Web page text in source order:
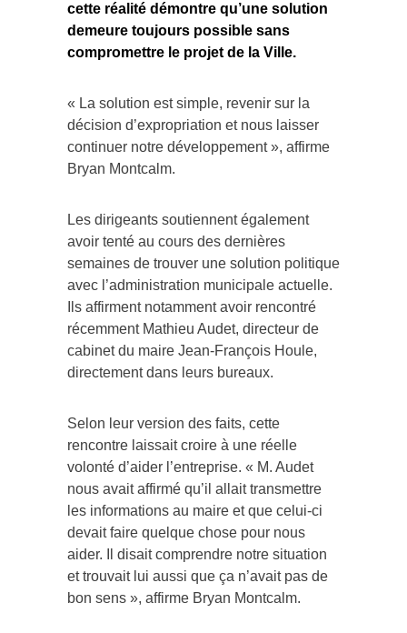
cette réalité démontre qu’une solution
demeure toujours possible sans
compromettre le projet de la Ville.
« La solution est simple, revenir sur la
décision d’expropriation et nous laisser
continuer notre développement », affirme
Bryan Montcalm.
Les dirigeants soutiennent également
avoir tenté au cours des dernières
semaines de trouver une solution politique
avec l’administration municipale actuelle.
Ils affirment notamment avoir rencontré
récemment Mathieu Audet, directeur de
cabinet du maire Jean-François Houle,
directement dans leurs bureaux.
Selon leur version des faits, cette
rencontre laissait croire à une réelle
volonté d’aider l’entreprise. « M. Audet
nous avait affirmé qu’il allait transmettre
les informations au maire et que celui-ci
devait faire quelque chose pour nous
aider. Il disait comprendre notre situation
et trouvait lui aussi que ça n’avait pas de
bon sens », affirme Bryan Montcalm.